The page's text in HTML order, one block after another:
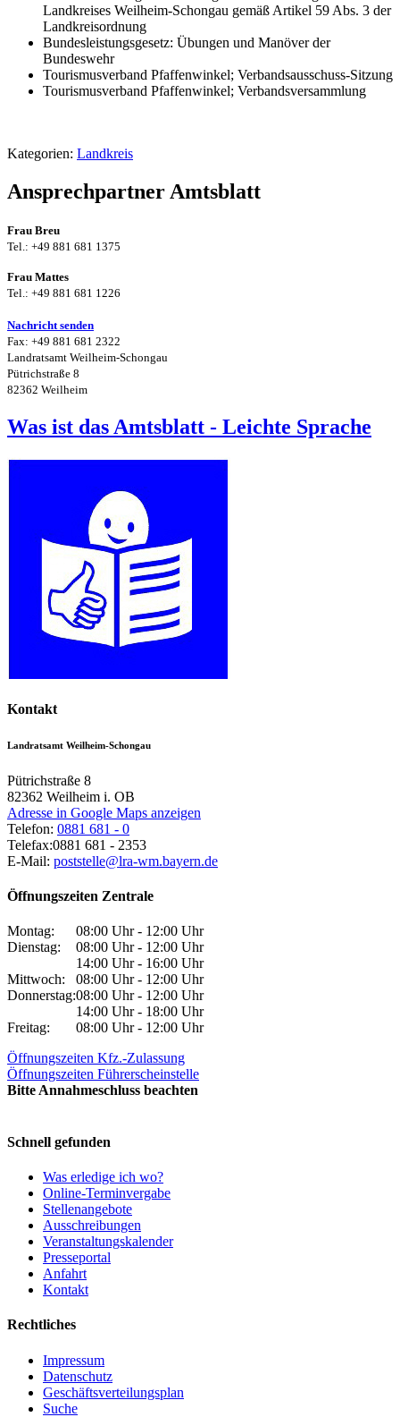
Landkreises Weilheim-Schongau gemäß Artikel 59 Abs. 3 der
Landkreisordnung
Bundesleistungsgesetz: Übungen und Manöver der
Bundeswehr
Tourismusverband Pfaffenwinkel; Verbandsausschuss-Sitzung
Tourismusverband Pfaffenwinkel; Verbandsversammlung
Kategorien: Landkreis
Ansprechpartner Amtsblatt
Frau Breu
Tel.: +49 881 681 1375
Frau Mattes
Tel.: +49 881 681 1226
Nachricht senden
Fax: +49 881 681 2322
Landratsamt Weilheim-Schongau
Pütrichstraße 8
82362 Weilheim
Was ist das Amtsblatt - Leichte Sprache
Kontakt
Landratsamt Weilheim-Schongau
Pütrichstraße 8
82362 Weilheim i. OB
Adresse in Google Maps anzeigen
Telefon: 0881 681 - 0
Telefax:0881 681 - 2353
E-Mail: poststelle@lra-wm.bayern.de
Öffnungszeiten Zentrale
Montag:
08:00 Uhr - 12:00 Uhr
Dienstag:
08:00 Uhr - 12:00 Uhr
14:00 Uhr - 16:00 Uhr
Mittwoch:
08:00 Uhr - 12:00 Uhr
Donnerstag:08:00 Uhr - 12:00 Uhr
14:00 Uhr - 18:00 Uhr
Freitag:
08:00 Uhr - 12:00 Uhr
Öffnungszeiten Kfz.-Zulassung
Öffnungszeiten Führerscheinstelle
Bitte Annahmeschluss beachten
Schnell gefunden
Was erledige ich wo?
Online-Terminvergabe
Stellenangebote
Ausschreibungen
Veranstaltungskalender
Presseportal
Anfahrt
Kontakt
Rechtliches
Impressum
Datenschutz
Geschäftsverteilungsplan
Suche